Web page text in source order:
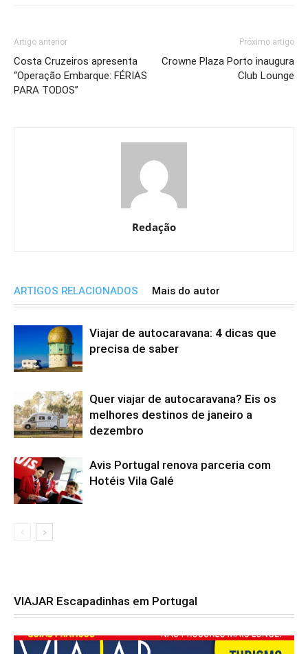
Artigo anterior
Costa Cruzeiros apresenta
“Operação Embarque: FÉRIAS
PARA TODOS”
Próximo artigo
Crowne Plaza Porto inaugura
Club Lounge
Redação
ARTIGOS RELACIONADOS Mais do autor
Viajar de autocaravana: 4 dicas que
precisa de saber
Quer viajar de autocaravana? Eis os
melhores destinos de janeiro a
dezembro
Avis Portugal renova parceria com
Hotéis Vila Galé
VIAJAR Escapadinhas em Portugal